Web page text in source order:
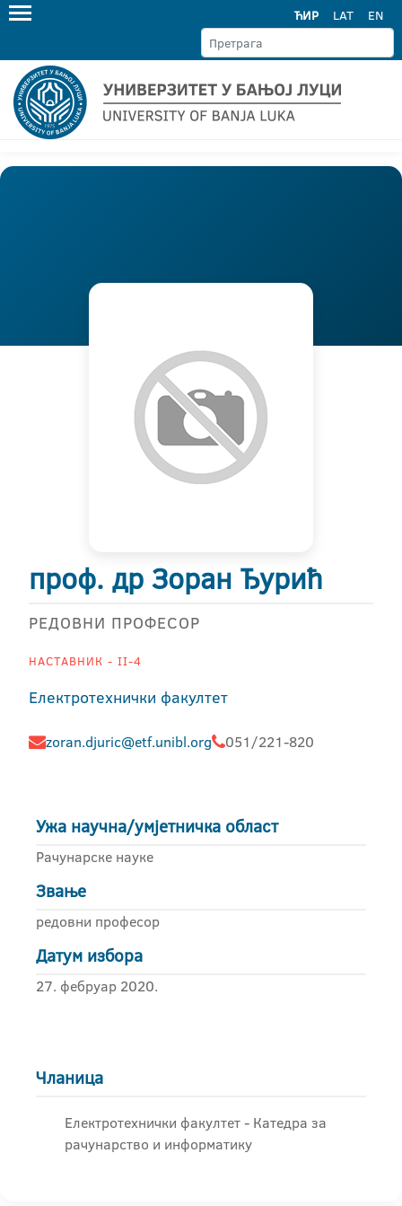
ЋИР LAT EN
проф. др Зоран Ђурић
РЕДОВНИ ПРОФЕСОР
НАСТАВНИК - II-4
Електротехнички факултет
zoran.djuric@etf.unibl.org 051/221-820
Ужа научна/умјетничка област
Рачунарске науке
Звање
редовни професор
Датум избора
27. фебруар 2020.
Чланица
Електротехнички факултет - Катедра за
рачунарство и информатику